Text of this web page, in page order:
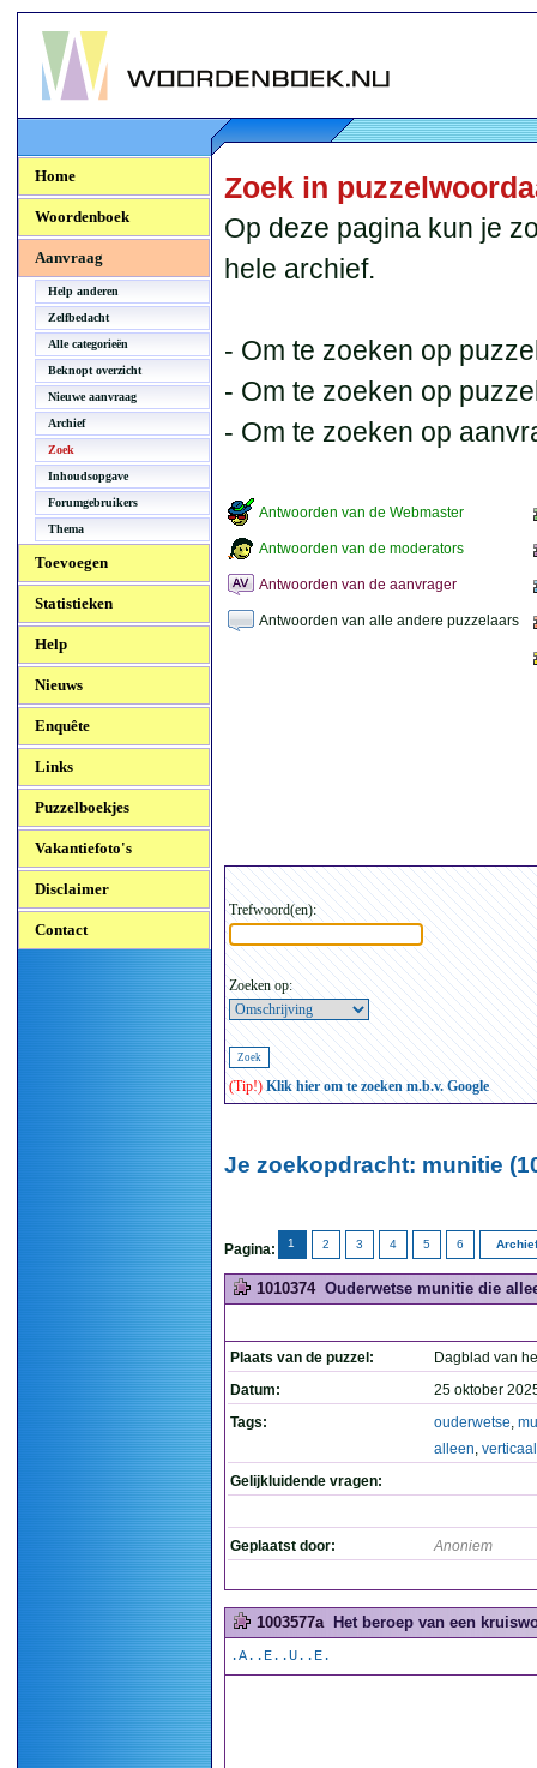
Woordenboek.NU
Home
Woordenboek
Aanvraag
Help anderen
Zelfbedacht
Alle categorieën
Beknopt overzicht
Nieuwe aanvraag
Archief
Zoek
Inhoudsopgave
Forumgebruikers
Thema
Toevoegen
Statistieken
Help
Nieuws
Enquête
Links
Puzzelboekjes
Vakantiefoto's
Disclaimer
Contact
Zoek in
Op deze pagina kun je
hele archief.
- Om te zoeken op
- Om te zoeken op
- Om te zoeken op
Antwoorden van de Webmaster
Antwoorden van de moderators
Antwoorden van de aanvrager
Antwoorden van alle andere puzzelaars
Trefwoord(en):
Zoeken op:
(Tip!) Klik hier om te zoeken m.b.v. Google
Je zoekopdracht: munitie
Pagina: 1 2 3 4 5 6
1010374 Ouderwetse munitie die
Plaats van de puzzel:
Dagblad van
Datum:
25 oktober
Tags:
ouderwetse,
alleen, verticaal
Gelijkluidende vragen:
Geplaatst door: Anoniem
1003577a Het beroep van een
.A..E..U..E.